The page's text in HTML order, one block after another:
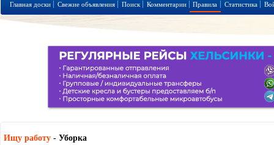
Главная доски Свежие объявления Поиск Комментарии Правила Статистика
Ищу работу - Уборка